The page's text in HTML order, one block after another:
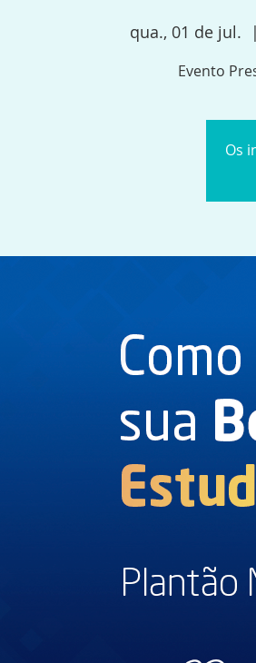
qua., 01 de jul.
Evento
Os